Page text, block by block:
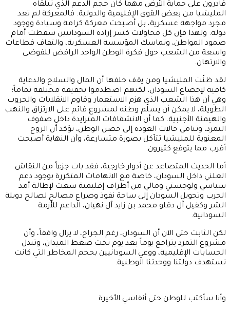
قادرون على حماية الأرض مهما كان حجم الدعم الذي تتلقاه
المليشيا من بعض القوى الإقليمية والدولية. فالمعركة لم تعد
مجرد مواجهة عسكرية، بل أصبحت معركة كرامة وسيادة ووجود
دولة. ولهذا فإن كل محاولات كسر إرادة السودانيين سقطت أمام
صمود المواطن، وتماسك المؤسسة العسكرية، والتفاف قطاعات
واسعة من الشعب حول فكرة الوطن الواحد الرافض للفوضى
والارتهان.
لقد ظنّت المليشيا ومن يقف خلفها أن المال والسلاح والدعاية
كافية لإخضاع السودان، لكنهم اصطدموا بحقيقة مختلفة تماماً؛
وهي أن هذا الشعب الذي هزم الاستعمار وقاوم الانقلابات والحروب
الطويلة، لا يمكن أن يسلّم وطنه لمشروع قائم على الارتزاق والنهب
والهيمنة الأجنبية. كما أن الانشقاقات المتزايدة داخل صفوف
التمرد، وتنامي حالات العودة إلى حضن الوطن، تؤكد أن الروح
المعنوية للمليشيا تتآكل بصورة متسارعة، وأن النهاية أصبحت
أقرب مما يتوقع كثيرون.
أما الحديث المتصاعد عن أدوار خارجية، فقد بات جزءاً من النقاش
العلني داخل السودان، خاصة مع الاتهامات المتكررة بوجود دعم
سياسي ولوجستي ومالي من أطراف إقليمية سعت لإطالة أمد
الحرب وتحويل السودان إلى ساحة نفوذ وصراع مصالح لصالح دويلة
الشر وكفيل آل دقلو محمد بن زايد آل نهيان، الداعم للأزمة
السودانية.
لكن الثابت حتى الآن أن السودان، رغم الجراح، لا يزال واقفاً، وأن
مشروع التمرد يتراجع يوماً بعد يوم تحت ضغط الميدان، وتبدل
الحسابات الإقليمية، ووعي السودانيين بحجم المخاطر التي كانت
تستهدف دولتنا ووحدتنا الوطنية.
وأنا سأكتب للوطن حتى أنفاسي الأخيرة